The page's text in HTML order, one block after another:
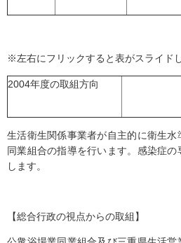
※左右にフリックすると表がスライドし
2004年度の取組方向
生活衛生関係事業者が自主的に衛生
同業組合の指導を行います。感染症
します。
【総合行政の視点からの取組】